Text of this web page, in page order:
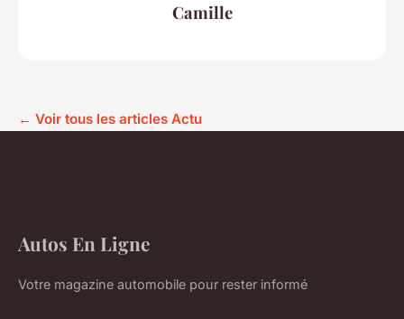
Camille
← Voir tous les articles Actu
Autos En Ligne
Votre magazine automobile pour rester informé